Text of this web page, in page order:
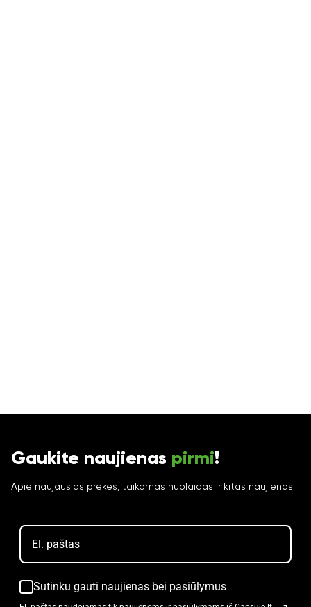
Gaukite naujienas pirmi!
Apie naujausias prekes, taikomas nuolaidas ir kitas naujienas.
Sutinku gauti naujienas bei pasiūlymus